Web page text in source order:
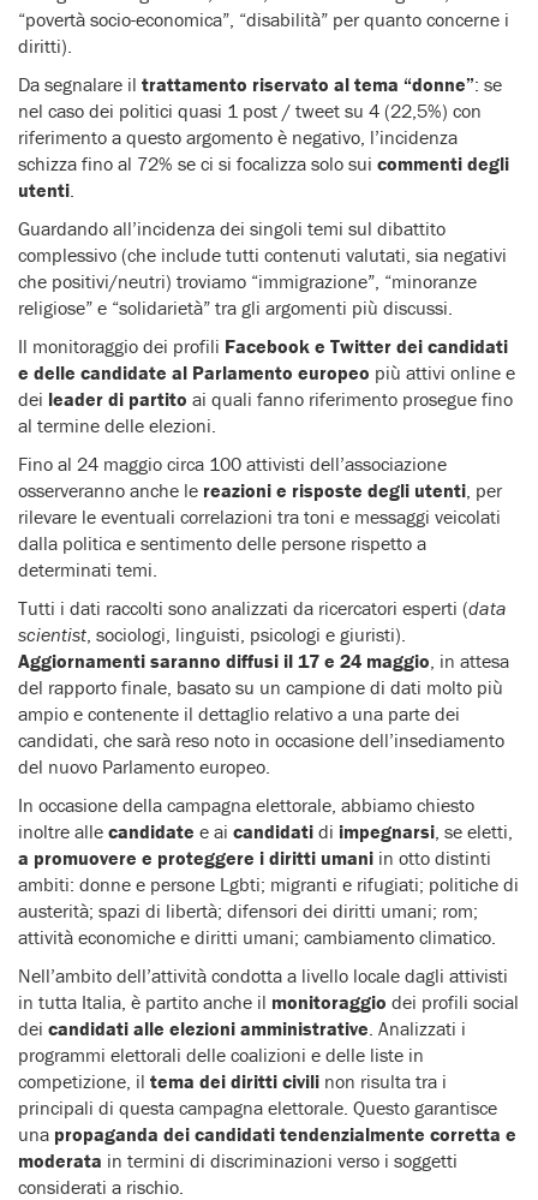
“povertà socio-economica”, “disabilità” per quanto concerne i
diritti).
Da segnalare il trattamento riservato al tema “donne”: se
nel caso dei politici quasi 1 post / tweet su 4 (22,5%) con
riferimento a questo argomento è negativo, l’incidenza
schizza fino al 72% se ci si focalizza solo sui commenti degli
utenti
Guardando all’incidenza dei singoli temi sul dibattito
complessivo (che include tutti contenuti valutati, sia negativi
che positivi/neutri) troviamo “immigrazione”, “minoranze
religiose” e “solidarietà” tra gli argomenti più discussi.
Il monitoraggio dei profili Facebook e Twitter dei candidati
e delle candidate al Parlamento europeo più attivi online e
dei leader di partito ai quali fanno riferimento prosegue fino
al termine delle elezioni.
Fino al 24 maggio circa 100 attivisti dell’associazione
osserveranno anche le reazioni e risposte degli utenti , per
rilevare le eventuali correlazioni tra toni e messaggi veicolati
dalla politica e sentimento delle persone rispetto a
determinati temi.
Tutti i dati raccolti sono analizzati da ricercatori esperti (data
scientist , sociologi, linguisti, psicologi e giuristi).
Aggiornamenti saranno diffusi il 17 e 24 maggio , in attesa
del rapporto finale, basato su un campione di dati molto più
ampio e contenente il dettaglio relativo a una parte dei
candidati, che sarà reso noto in occasione dell’insediamento
del nuovo Parlamento europeo.
In occasione della campagna elettorale, abbiamo chiesto
inoltre alle candidate e ai candidati di impegnarsi , se eletti,
a promuovere e proteggere i diritti umani in otto distinti
ambiti: donne e persone Lgbti; migranti e rifugiati; politiche di
austerità; spazi di libertà; difensori dei diritti umani; rom;
attività economiche e diritti umani; cambiamento climatico.
Nell’ambito dell’attività condotta a livello locale dagli attivisti
in tutta Italia, è partito anche il monitoraggio dei profili social
dei candidati alle elezioni amministrative . Analizzati i
programmi elettorali delle coalizioni e delle liste in
competizione, il tema dei diritti civili non risulta tra i
principali di questa campagna elettorale. Questo garantisce
una propaganda dei candidati tendenzialmente corretta e
moderata in termini di discriminazioni verso i soggetti
considerati a rischio.